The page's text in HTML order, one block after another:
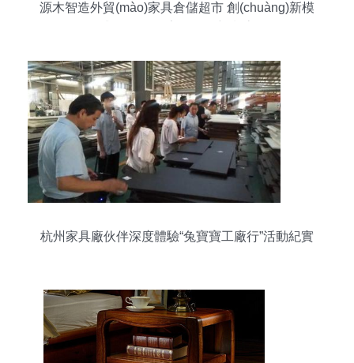
源木智造外貿(mào)家具倉儲超市 創(chuàng)新模
杭州家具廠伙伴深度體驗“兔寶寶工廠行”活動紀實